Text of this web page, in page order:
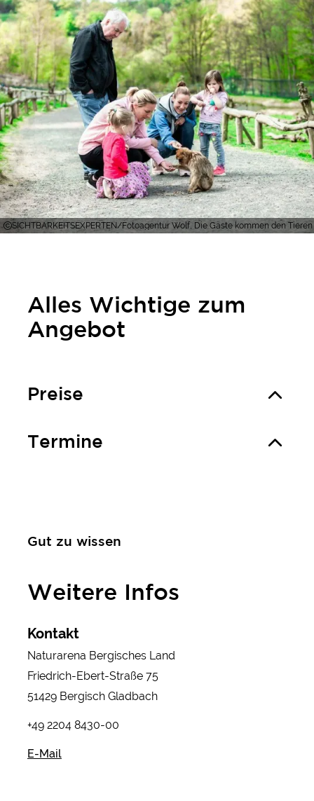
SICHTBARKEITSEXPERTEN/Fotoagentur Wolf, Die Gäste kommen den
Alles Wichtige zum
Angebot
Preise
Termine
Gut zu wissen
Weitere Infos
Kontakt
Naturarena Bergisches Land
Friedrich-Ebert-Straße 75
51429 Bergisch Gladbach
+49 2204 8430-00
E-Mail